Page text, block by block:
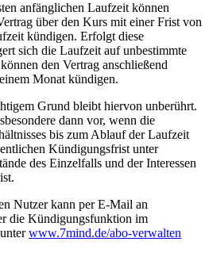
anfänglichen Laufzeit können
über den Kurs mit einer Frist von
kündigen. Erfolgt diese
sich die Laufzeit auf unbestimmte
den Vertrag anschließend
Monat kündigen.
Grund bleibt hiervon unberührt.
dann vor, wenn die
bis zum Ablauf der Laufzeit
Kündigungsfrist unter
des Einzelfalls und der Interessen
Nutzer kann per E-Mail an
die Kündigungsfunktion im
www.7mind.de/abo-verwalten